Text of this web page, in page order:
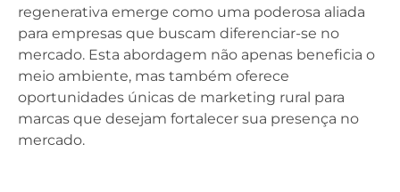
regenerativa emerge como uma poderosa aliada
para empresas que buscam diferenciar-se no
mercado. Esta abordagem não apenas beneficia o
meio ambiente, mas também oferece
oportunidades únicas de marketing rural para
marcas que desejam fortalecer sua presença no
mercado.